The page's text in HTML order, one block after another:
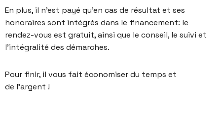
En plus, il n’est payé qu’en cas de résultat et ses
honoraires sont intégrés dans le financement: le
rendez-vous est gratuit, ainsi que le conseil, le suivi et
l’intégralité des démarches.
Pour finir, il vous fait économiser du temps et
de l’argent !